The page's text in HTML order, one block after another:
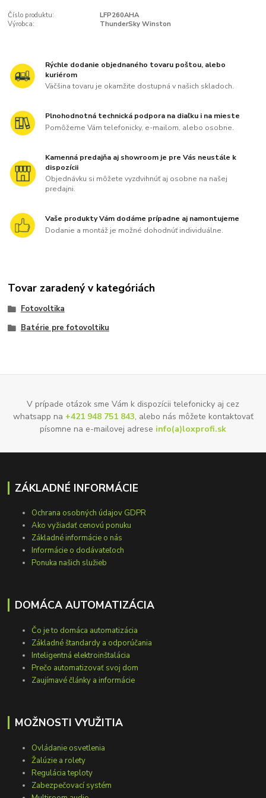
Číslo produktu:
LFP260AHA
Výrobca:
ThunderSky Winston
Rýchle dodanie objednaného tovaru poštou, alebo
kuriérom
Väčšina tovaru je okamžite dostupná v našich skladoch.
Plnohodnotná technická podpora na diaľku i na mieste
Pomôžeme Vám telefonicky, e-mailom, alebo osobne.
Kamenná predajňa aj showroom je pre Vás neustále k
dispozícii
Objednávku si môžete vyzdvihnúť aj osobne na našej
predajni.
Vaše produkty Vám dodáme prípadne aj namontujeme
Dodanie a montáž je možné dohodnúť individuálne.
Tovar zaradený v kategóriách
Fotovoltika
Batérie pre fotovoltiku
V prípade otázok sme Vám k dispozícii telefonicky aj cez
whatsapp na +421 948 751 843, alebo nás môžete kontaktovať
písomne na e-mailovej adrese info(a)loxprofi.sk
ZÁKLADNÉ INFORMÁCIE
Ochrana osobných údajov GDPR
Ako vyžiadať cenovú ponuku
Základné informácie o nás
Informácie o dodávateľoch
Ponuka našich služieb
DOMÁCA AUTOMATIZÁCIA
Čo je to domáca automatizácia
Základné štandardy a odporúčania
Inteligentná elektroinštalácia
Prečo automatizovať svoj dom
Zaujímavé články a informácie
MOŽNOSTI VYUŽITIA
Ovládanie osvetlenia
Žalúzie a rolety
Regulácia teploty
Zabezpečovací systém